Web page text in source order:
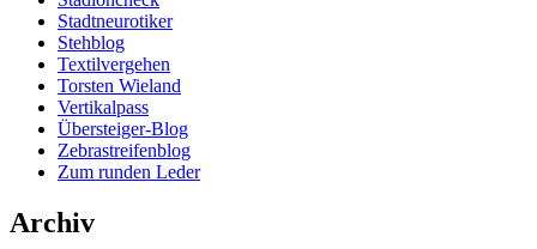
Stadtneurotiker
Stehblog
Textilvergehen
Torsten Wieland
Vertikalpass
Übersteiger-Blog
Zebrastreifenblog
Zum runden Leder
Archiv